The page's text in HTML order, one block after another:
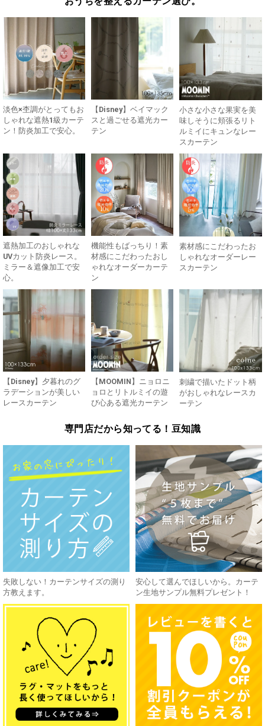
淡色×杢調がとってもお
しゃれな遮熱1級カーテ
ン！防炎加工で安心。
【Disney】ベイマック
スと過ごせる遮光カー
テン
小さな小さな果実を美
味しそうに頬張るリト
ルミイにキュンなレー
スカーテン
遮熱加工のおしゃれな
UVカット防炎レース。
ミラー＆遮像加工で安
心。
機能性もばっちり！素
材感にこだわったおし
ゃれなオーダーカーテ
ン
素材感にこだわったお
しゃれなオーダーレー
スカーテン
【Disney】夕暮れのグ
ラデーションが美しい
レースカーテン
【MOOMIN】ニョロニ
ョロとリトルミイの遊
び心ある遮光カーテン
刺繍で描いたドット柄
がおしゃれなレースカ
ーテン
専門店だから知ってる！豆知識
失敗しない！カーテンサイズの測り
方教えます。
安心して選んでほしいから。カーテ
ン生地サンプル無料プレゼント！